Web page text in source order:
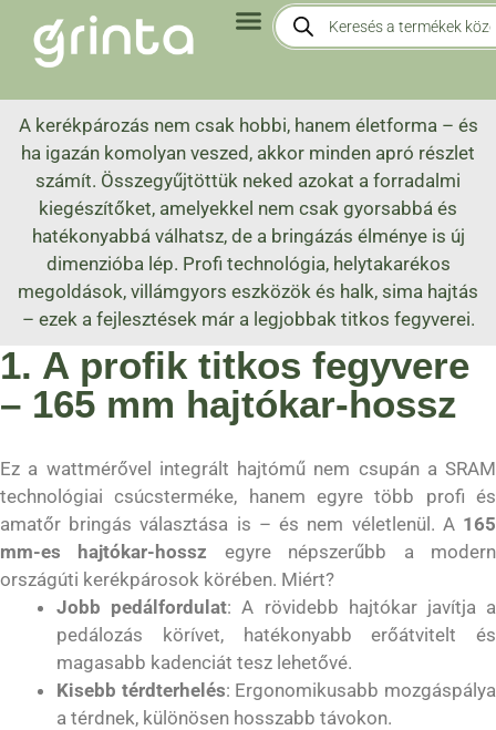
A kerékpározás nem csak hobbi, hanem életforma – és
ha igazán komolyan veszed, akkor minden apró részlet
számít. Összegyűjtöttük neked azokat a forradalmi
kiegészítőket, amelyekkel nem csak gyorsabbá és
hatékonyabbá válhatsz, de a bringázás élménye is új
dimenzióba lép. Profi technológia, helytakarékos
megoldások, villámgyors eszközök és halk, sima hajtás
– ezek a fejlesztések már a legjobbak titkos fegyverei.
1. A profik titkos fegyvere
– 165 mm hajtókar-hossz
Ez a wattmérővel integrált hajtómű nem csupán a SRAM
technológiai csúcsterméke, hanem egyre több profi és
amatőr bringás választása is – és nem véletlenül. A 165
mm-es hajtókar-hossz egyre népszerűbb a modern
országúti kerékpárosok körében. Miért?
Jobb pedálfordulat: A rövidebb hajtókar javítja a
pedálozás körívet, hatékonyabb erőátvitelt és
magasabb kadenciát tesz lehetővé.
Kisebb térdterhelés: Ergonomikusabb mozgáspálya
a térdnek, különösen hosszabb távokon.